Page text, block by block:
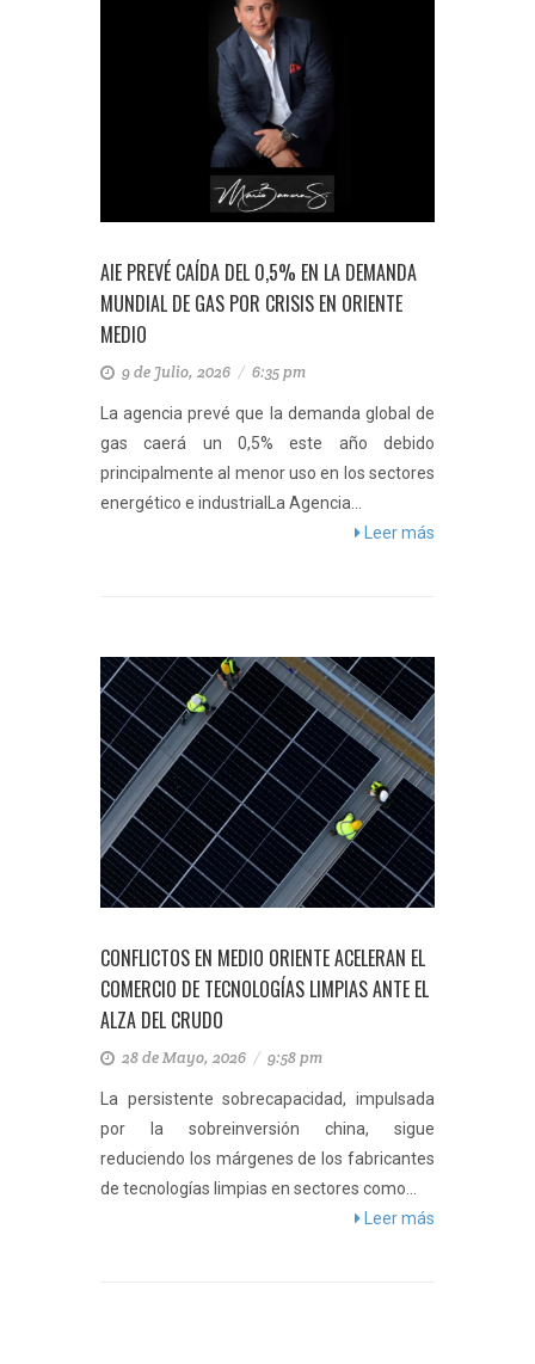
AIE PREVÉ CAÍDA DEL 0,5% EN LA DEMANDA
MUNDIAL DE GAS POR CRISIS EN ORIENTE
MEDIO
9 de Julio, 2026 / 6:35 pm
La agencia prevé que la demanda global de
gas caerá un 0,5% este año debido
principalmente al menor uso en los sectores
energético e industrialLa Agencia...
Leer más
CONFLICTOS EN MEDIO ORIENTE ACELERAN EL
COMERCIO DE TECNOLOGÍAS LIMPIAS ANTE EL
ALZA DEL CRUDO
28 de Mayo, 2026 / 9:58 pm
La persistente sobrecapacidad, impulsada
por la sobreinversión china, sigue
reduciendo los márgenes de los fabricantes
de tecnologías limpias en sectores como...
Leer más